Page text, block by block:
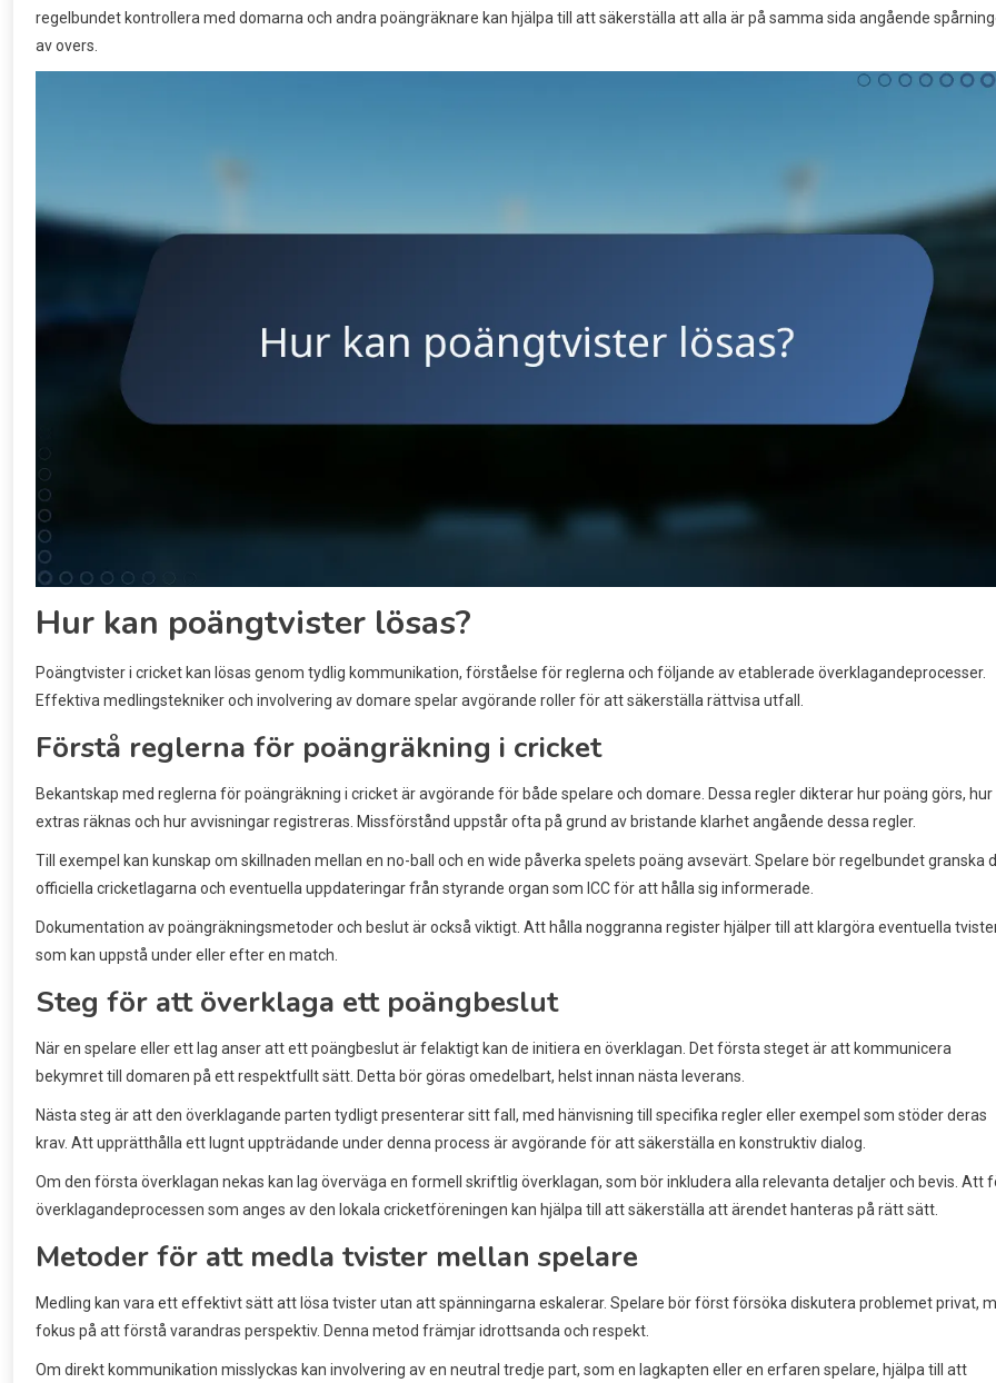
regelbundet kontrollera med domarna och andra poängräknare kan hjälpa till att säkerställa att alla är på samma sida angående
av overs.
Hur kan poängtvister lösas?
Poängtvister i cricket kan lösas genom tydlig kommunikation, förståelse för reglerna och följande av etablerade överklagandeprocesser.
Effektiva medlingstekniker och involvering av domare spelar avgörande roller för att säkerställa rättvisa utfall.
Förstå reglerna för poängräkning i cricket
Bekantskap med reglerna för poängräkning i cricket är avgörande för både spelare och domare. Dessa regler dikterar hur poäng görs, hur
extras räknas och hur avvisningar registreras. Missförstånd uppstår ofta på grund av bristande klarhet angående dessa regler.
Till exempel kan kunskap om skillnaden mellan en no-ball och en wide påverka spelets poäng avsevärt. Spelare bör regelbundet granska
officiella cricketlagarna och eventuella uppdateringar från styrande organ som ICC för att hålla sig informerade.
Dokumentation av poängräkningsmetoder och beslut är också viktigt. Att hålla noggranna register hjälper till att klargöra eventuella
som kan uppstå under eller efter en match.
Steg för att överklaga ett poängbeslut
När en spelare eller ett lag anser att ett poängbeslut är felaktigt kan de initiera en överklagan. Det första steget är att kommunicera
bekymret till domaren på ett respektfullt sätt. Detta bör göras omedelbart, helst innan nästa leverans.
Nästa steg är att den överklagande parten tydligt presenterar sitt fall, med hänvisning till specifika regler eller exempel som stöder deras
krav. Att upprätthålla ett lugnt uppträdande under denna process är avgörande för att säkerställa en konstruktiv dialog.
Om den första överklagan nekas kan lag överväga en formell skriftlig överklagan, som bör inkludera alla relevanta detaljer och bevis. Att
överklagandeprocessen som anges av den lokala cricketföreningen kan hjälpa till att säkerställa att ärendet hanteras på rätt sätt.
Metoder för att medla tvister mellan spelare
Medling kan vara ett effektivt sätt att lösa tvister utan att spänningarna eskalerar. Spelare bör först försöka diskutera problemet privat,
fokus på att förstå varandras perspektiv. Denna metod främjar idrottsanda och respekt.
Om direkt kommunikation misslyckas kan involvering av en neutral tredje part, som en lagkapten eller en erfaren spelare, hjälpa till att